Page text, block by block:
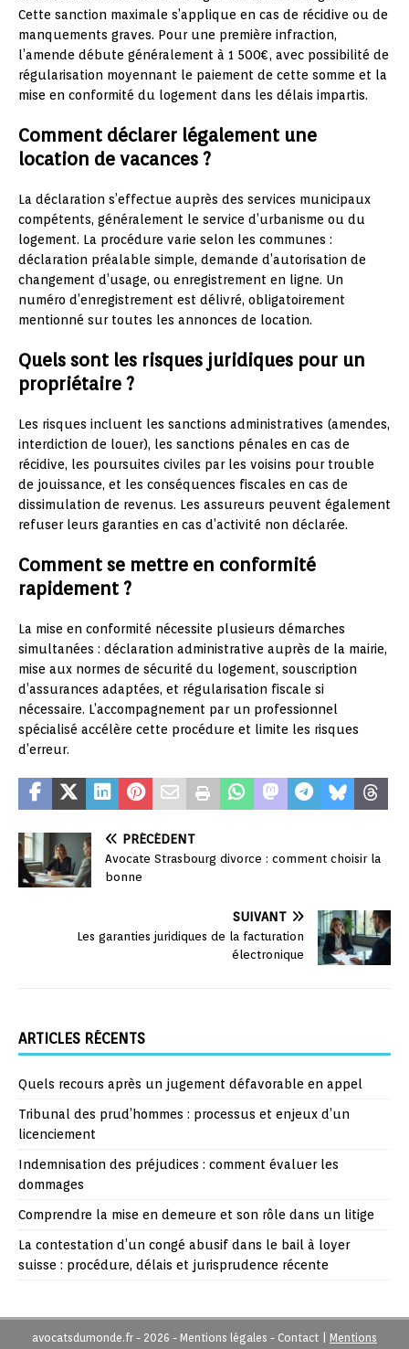
Cette sanction maximale s’applique en cas de récidive ou de
manquements graves. Pour une première infraction,
l’amende débute généralement à 1 500€, avec possibilité de
régularisation moyennant le paiement de cette somme et la
mise en conformité du logement dans les délais impartis.
Comment déclarer légalement une
location de vacances ?
La déclaration s’effectue auprès des services municipaux
compétents, généralement le service d’urbanisme ou du
logement. La procédure varie selon les communes :
déclaration préalable simple, demande d’autorisation de
changement d’usage, ou enregistrement en ligne. Un
numéro d’enregistrement est délivré, obligatoirement
mentionné sur toutes les annonces de location.
Quels sont les risques juridiques pour un
propriétaire ?
Les risques incluent les sanctions administratives (amendes,
interdiction de louer), les sanctions pénales en cas de
récidive, les poursuites civiles par les voisins pour trouble
de jouissance, et les conséquences fiscales en cas de
dissimulation de revenus. Les assureurs peuvent également
refuser leurs garanties en cas d’activité non déclarée.
Comment se mettre en conformité
rapidement ?
La mise en conformité nécessite plusieurs démarches
simultanées : déclaration administrative auprès de la mairie,
mise aux normes de sécurité du logement, souscription
d’assurances adaptées, et régularisation fiscale si
nécessaire. L’accompagnement par un professionnel
spécialisé accélère cette procédure et limite les risques
d’erreur.
PRÉCÉDENT
Avocate Strasbourg divorce : comment choisir la
bonne
SUIVANT
Les garanties juridiques de la facturation
électronique
ARTICLES RÉCENTS
Quels recours après un jugement défavorable en appel
Tribunal des prud’hommes : processus et enjeux d’un
licenciement
Indemnisation des préjudices : comment évaluer les
dommages
Comprendre la mise en demeure et son rôle dans un litige
La contestation d’un congé abusif dans le bail à loyer
suisse : procédure, délais et jurisprudence récente
avocatsdumonde.fr - 2026 - Mentions légales - Contact | Mentions